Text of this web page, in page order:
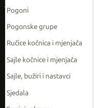
Pogoni
Pogonske grupe
Ručice kočnica i mjenjača
Sajle kočnice i mjenjača
Sajle, bužiri i nastavci
Sjedala